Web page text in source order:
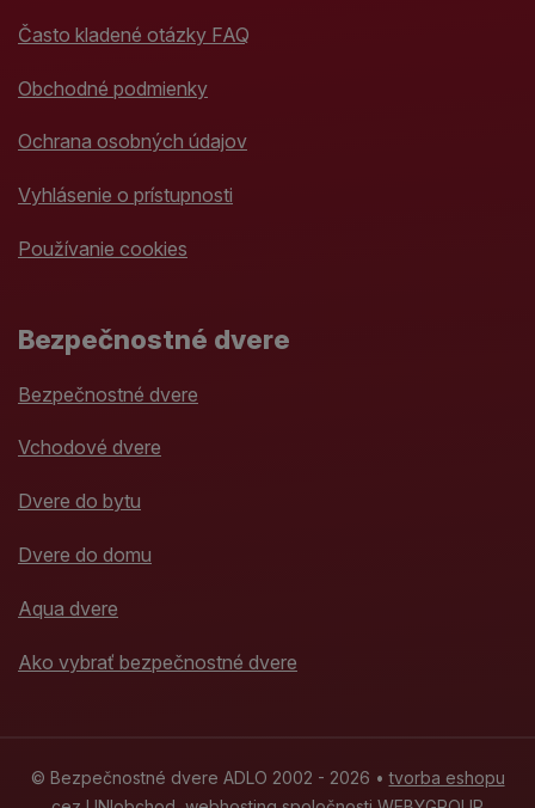
Často kladené otázky FAQ
Obchodné podmienky
Ochrana osobných údajov
Vyhlásenie o prístupnosti
Používanie cookies
Bezpečnostné dvere
Bezpečnostné dvere
Vchodové dvere
Dvere do bytu
Dvere do domu
Aqua dvere
Ako vybrať bezpečnostné dvere
© Bezpečnostné dvere ADLO 2002 - 2026 •tvorba eshopu